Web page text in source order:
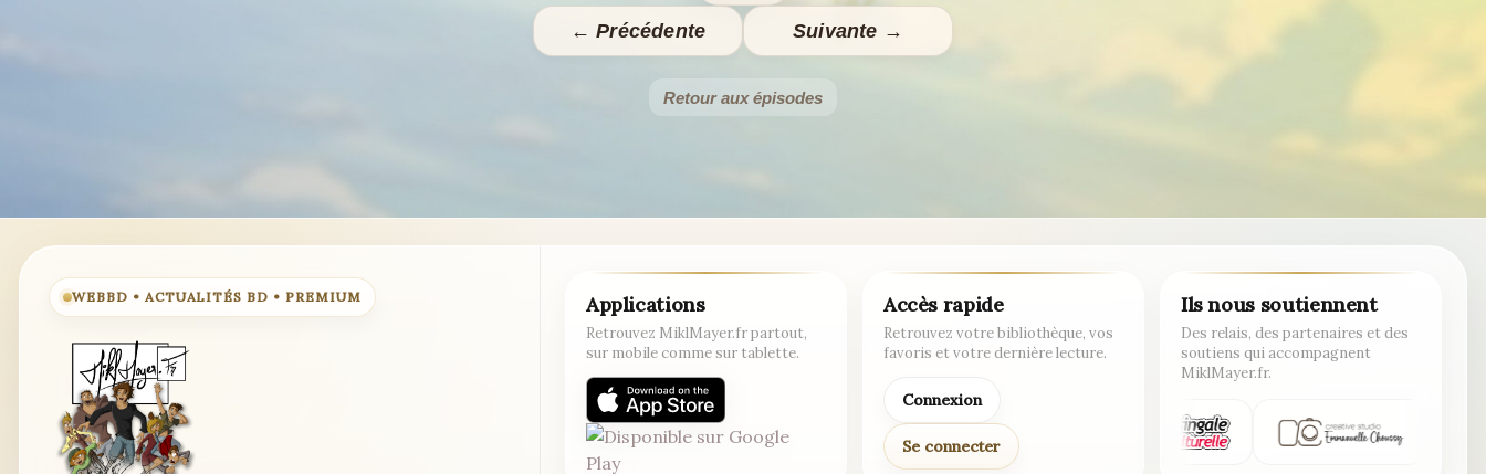
← Précédente Suivante →
Retour aux épisodes
WEBBD • ACTUALITÉS BD • PREMIUM Applications
Retrouvez MiklMayer.fr partout,
sur mobile comme sur tablette.
Accès rapide
Retrouvez votre bibliothèque, vos
favoris et votre dernière lecture.
Connexion
Se connecter
Ils nous soutiennent
Des relais, des partenaires et des
soutiens qui accompagnent
MiklMayer.fr.